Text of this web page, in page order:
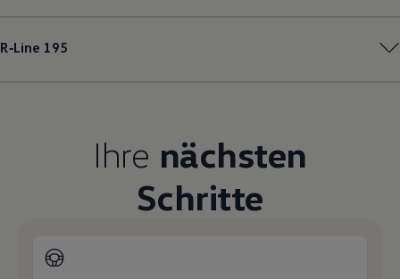
Volkswagen R
Pannen- und Unfallhilfe
Volkswagen Kundenbetreuung
R‑Line 195
Ihre nächsten
Schritte